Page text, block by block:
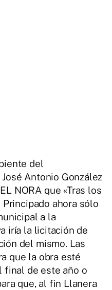
del
Antonio González
NORA que «Tras los
ahora sólo
a la
iría la licitación de
del mismo. Las
que la obra esté
final de este año o
que, al fin Llanera